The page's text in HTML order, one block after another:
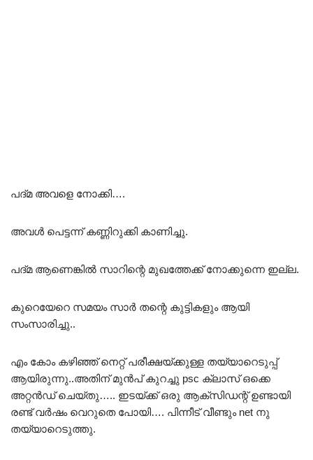
പദ്മ അവളെ നോക്കി….
അവൾ പെട്ടന്ന് കണ്ണിറുക്കി കാണിച്ചു.
പദ്മ ആണെങ്കിൽ സാറിന്റെ മുഖത്തേക്ക് നോക്കുന്നെ ഇല്ല.
കുറെയേറെ സമയം സാർ തന്റെ കുട്ടികളും ആയി
സംസാരിച്ചു..
എം കോം കഴിഞ്ഞ് നെറ്റ് പരീക്ഷയ്ക്കുള്ള തയ്യാറെടുപ്പ്
ആയിരുന്നു..അതിന് മുൻപ് കുറച്ചു psc ക്ലാസ് ഒക്കെ
അറ്റൻഡ് ചെയ്തു….. ഇടയ്ക്ക് ഒരു ആക്‌സിഡന്റ് ഉണ്ടായി
രണ്ട് വർഷം വെറുതെ പോയി…. പിന്നീട് വീണ്ടും net നു
തയ്യാറെടുത്തു.